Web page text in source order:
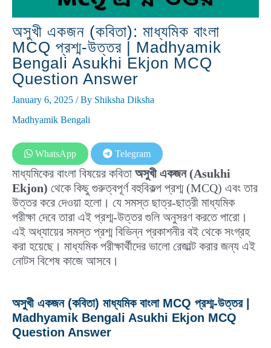
অসুখী একজন (কবিতা): মাধ্যমিক বাংলা
MCQ প্রশ্ম-উত্তর | Madhyamik
Bengali Asukhi Ekjon MCQ
Question Answer
January 6, 2025 / By Shiksha Diksha
Madhyamik Bengali
WhatsApp Telegram
মাধ্যমিকের বাংলা বিষয়ের কবিতা অসুখী একজন (Asukhi
Ekjon) থেকে কিছু গুরুত্বপূর্ণ বহুবিকল্প প্রশ্ম (MCQ) এবং তার
উত্তর করে দেওয়া হলো। যে সমস্ত ছাত্র-ছাত্রী মাধ্যমিক
পরীক্ষা দেবে তারা এই প্রশ্ম-উত্তর গুলি অনুসরণ করতে পারো।
এই অধ্যায়ের সমস্ত প্রশ্ম বিভিন্ন প্রকাশনীর বই থেকে সংগ্রহ
করা হয়েছে। মাধ্যমিক পরীক্ষার্থীদের ভালো রেজাল্ট করার জন্য এই
নোটস বিশেষ কাজে আসবে।
অসুখী একজন (কবিতা) মাধ্যমিক বাংলা MCQ প্রশ্ম-উত্তর |
Madhyamik Bengali Asukhi Ekjon MCQ
Question Answer